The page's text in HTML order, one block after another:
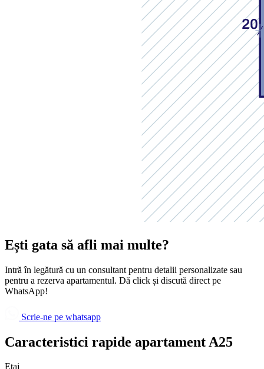
Ești gata să afli mai multe?
Intră în legătură cu un consultant pentru detalii personalizate sau
pentru a rezerva apartamentul. Dă click și discută direct pe
WhatsApp!
Scrie-ne pe whatsapp
Caracteristici rapide apartament A25
Etaj